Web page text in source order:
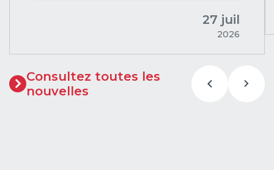
27 juil
2026
Consultez toutes les
nouvelles